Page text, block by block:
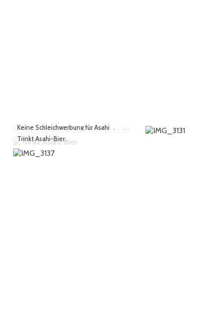
Keine Schleichwerbung für Asahi
Trinkt Asahi-Bier.